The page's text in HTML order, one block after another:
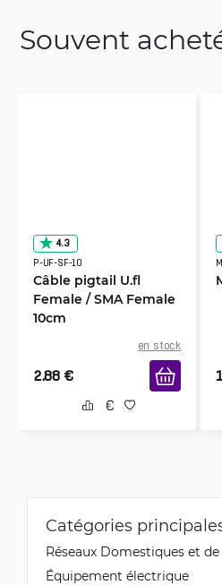
Souvent
4.3
P-UF-SF-10
Câble pigtail U.fl
Female / SMA Female
10cm
en stock
2.88 €
Catégories
Réseaux Domestiques et
Équipement électrique